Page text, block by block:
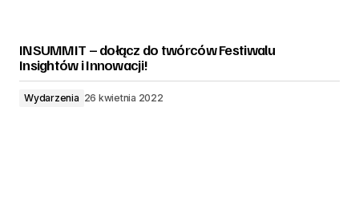
INSUMMIT – dołącz do twórców Festiwalu
Insightów i Innowacji!
Wydarzenia 26 kwietnia 2022